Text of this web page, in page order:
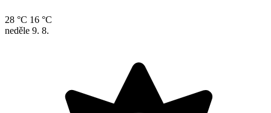
28 °C 16 °C
neděle 9. 8.